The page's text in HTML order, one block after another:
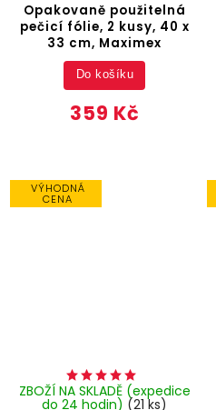
Opakovaně použitelná
pečicí fólie, 2 kusy, 40 x
33 cm, Maximex
359 Kč
Do košíku
VÝHODNÁ
CENA
ZBOŽÍ NA SKLADĚ (expedice
do 24 hodin) (21 ks)